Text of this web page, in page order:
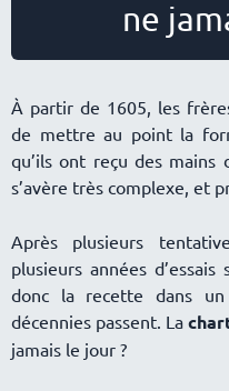
ne
À partir de 1605, les
de mettre au point la
qu’ils ont reçu des mains
s’avère très complexe, et
Après plusieurs
plusieurs années
donc la recette dans
décennies passent. La
jamais le jour ?